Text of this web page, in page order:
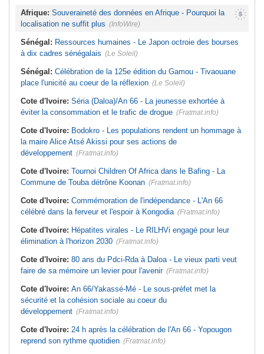
Afrique: Souveraineté des données en Afrique - Pourquoi la
localisation ne suffit plus (InfoWire)
Sénégal: Ressources humaines - Le Japon octroie des bourses
à dix cadres sénégalais (Le Soleil)
Sénégal: Célébration de la 125e édition du Gamou - Tivaouane
place l'unicité au coeur de la réflexion (Le Soleil)
Cote d'Ivoire: Séria (Daloa)/An 66 - La jeunesse exhortée à
éviter la consommation et le trafic de drogue (Fratmat.info)
Cote d'Ivoire: Bodokro - Les populations rendent un hommage à
la maire Alice Atsé Akissi pour ses actions de
développement (Fratmat.info)
Cote d'Ivoire: Tournoi Children Of Africa dans le Bafing - La
Commune de Touba détrône Koonan (Fratmat.info)
Cote d'Ivoire: Commémoration de l'indépendance - L'An 66
célébré dans la ferveur et l'espoir à Kongodia (Fratmat.info)
Cote d'Ivoire: Hépatites virales - Le RILHVi engagé pour leur
élimination à l'horizon 2030 (Fratmat.info)
Cote d'Ivoire: 80 ans du Pdci-Rda à Daloa - Le vieux parti veut
faire de sa mémoire un levier pour l'avenir (Fratmat.info)
Cote d'Ivoire: An 66/Yakassé-Mé - Le sous-préfet met la
sécurité et la cohésion sociale au coeur du
développement (Fratmat.info)
Cote d'Ivoire: 24 h après la célébration de l'An 66 - Yopougon
reprend son rythme quotidien (Fratmat.info)